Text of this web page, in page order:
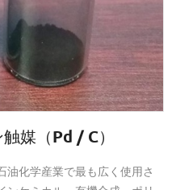
媒（pd / C）
油化学産業で最も広く使用さ